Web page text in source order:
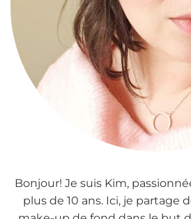
Bonjour! Je suis Kim,
plus de 10 ans. Ici, je partage